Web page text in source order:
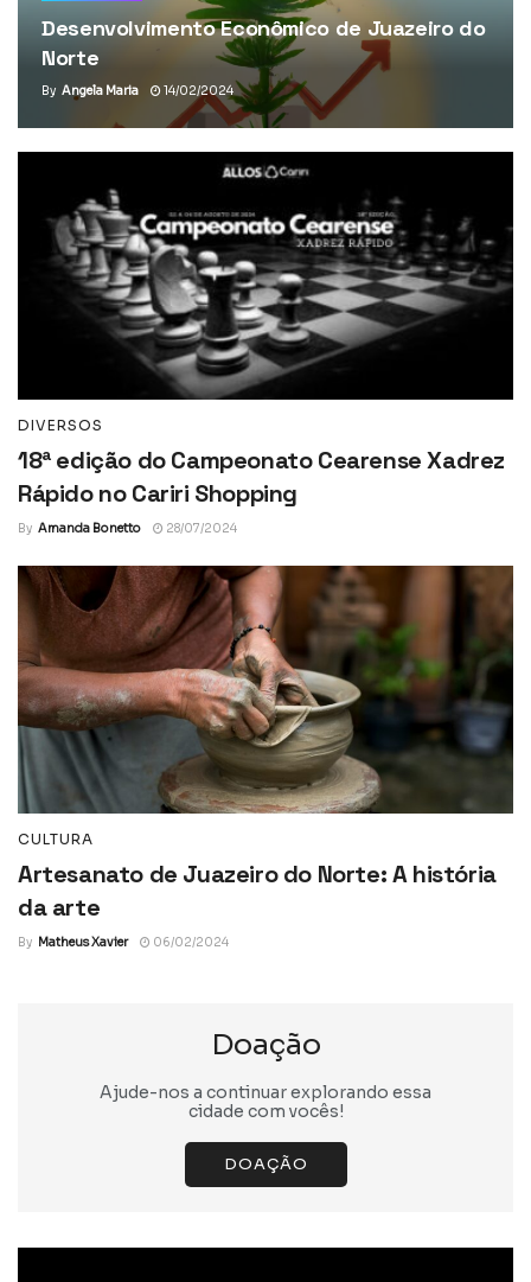
Desenvolvimento Econômico de Juazeiro do
Norte
By Angela Maria 14/02/2024
DIVERSOS
18ª edição do Campeonato Cearense Xadrez
Rápido no Cariri Shopping
By Amanda Bonetto 28/07/2024
CULTURA
Artesanato de Juazeiro do Norte: A história
da arte
By Matheus Xavier 06/02/2024
Doação
Ajude-nos a continuar explorando essa
cidade com vocês!
DOAÇÃO